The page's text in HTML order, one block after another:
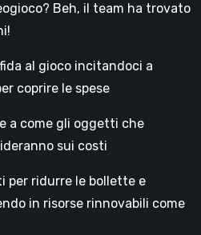
Beh, il team ha trovato
al gioco incitandoci a
coprire le spese
a come gli oggetti che
sui costi
per ridurre le bollette e
in risorse rinnovabili come